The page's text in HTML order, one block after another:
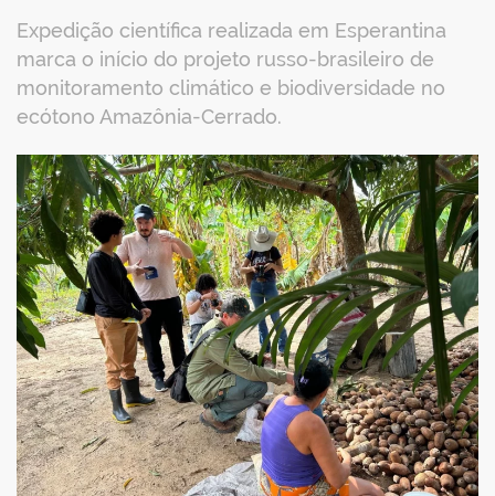
Expedição científica realizada em Esperantina
marca o início do projeto russo-brasileiro de
monitoramento climático e biodiversidade no
ecótono Amazônia-Cerrado.